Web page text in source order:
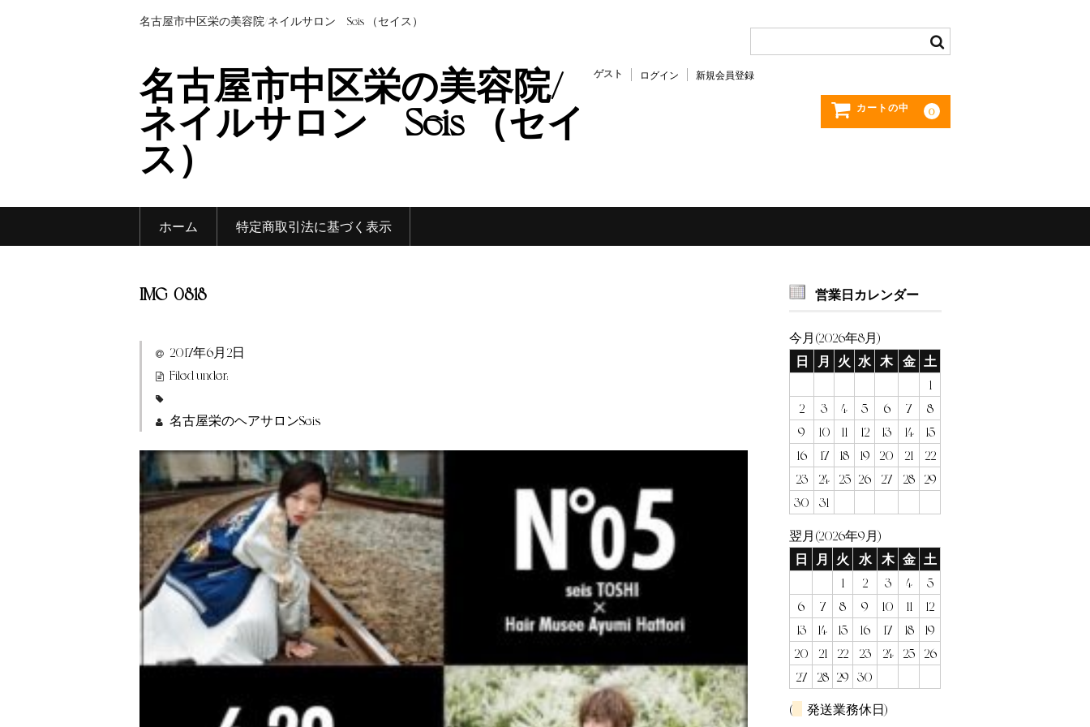
名古屋市中区栄の美容院/ネイルサロン Seis （セイス）
名古屋市中区栄の美容院/
ネイルサロン Seis （セイ
ス）
ゲスト ログイン 新規会員登録
カートの中 0
ホーム 特定商取引法に基づく表示
IMG_0818
2017年6月2日
Filed under:
名古屋栄のヘアサロンSeis
営業日カレンダー
今月(2026年8月)
日
月 火 水 木 金 土
1
2
3 4 5 6 7
8
9
10 11 12 13 14
15
16
17 18 19 20 21
22
23
24 25 26 27 28
29
30
31
翌月(2026年9月)
日
月 火 水 木 金 土
1
2 3 4
5
6
7 8 9 10 11
12
13
14 15 16 17 18
19
20
21 22 23 24 25
26
27
28 29 30
( 発送業務休日)